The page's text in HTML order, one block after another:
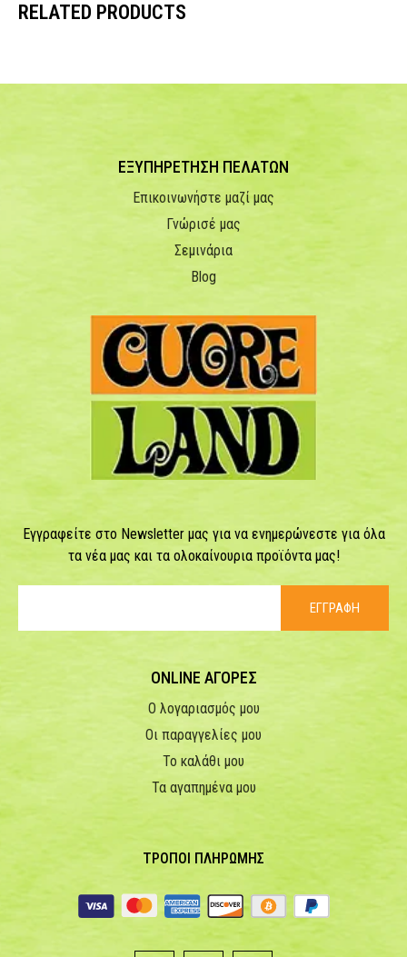
RELATED PRODUCTS
ΕΞΥΠΗΡΕΤΗΣΗ ΠΕΛΑΤΩΝ
Επικοινωνήστε μαζί μας
Γνώρισέ μας
Σεμινάρια
Blog
Εγγραφείτε στο Newsletter μας για να ενημερώνεστε για όλα
τα νέα μας και τα ολοκαίνουρια προϊόντα μας!
ΕΓΓΡΑΦΗ
ONLINE ΑΓΟΡΕΣ
Ο λογαριασμός μου
Οι παραγγελίες μου
Το καλάθι μου
Τα αγαπημένα μου
ΤΡΟΠΟΙ ΠΛΗΡΩΜΗΣ